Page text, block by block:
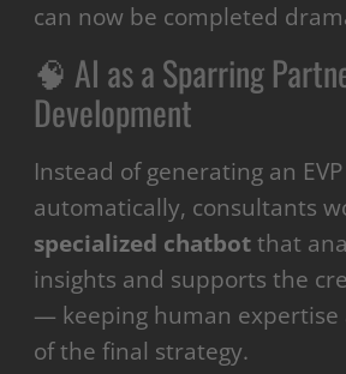
can now be completed
🧠 AI as a Sparring
Development
Instead of generating an
automatically, consultants
specialized chatbotthat
insights and supports the
— keeping human expertise
of the final strategy.